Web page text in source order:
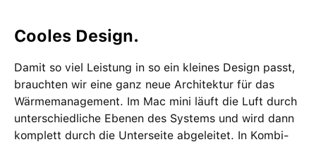
Cooles Design.
Damit so viel Leistung in so ein kleines Design passt,
brauchten wir eine ganz neue Archi­tektur für das
Wärme­management­. Im Mac mini läuft die Luft durch
unter­schied­liche Ebenen des Systems und wird dann
komplett durch die Unterseite abgeleitet. In Kombi­